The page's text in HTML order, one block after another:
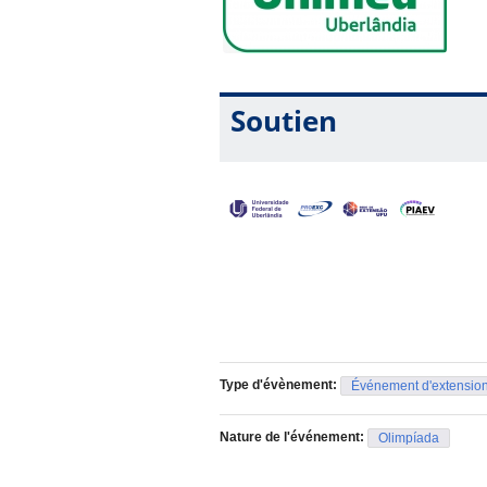
Soutien
Type d'évènement: Événement
Nature de l'événement: Olimpíada